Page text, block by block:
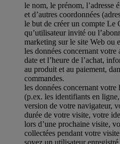
le nom, le prénom, l’adresse
et d’autres coordonnées
le but de créer un compte Le
qu’utilisateur invité ou
marketing sur le site Web ou
les données concernant
date et l’heure de l’achat,
au produit et au paiement,
commandes.
les données concernant
(p.ex. les identifiants en
version de votre navigateur,
durée de votre visite, votre
lors d’une prochaine visite,
collectées pendant votre
soyez un utilisateur